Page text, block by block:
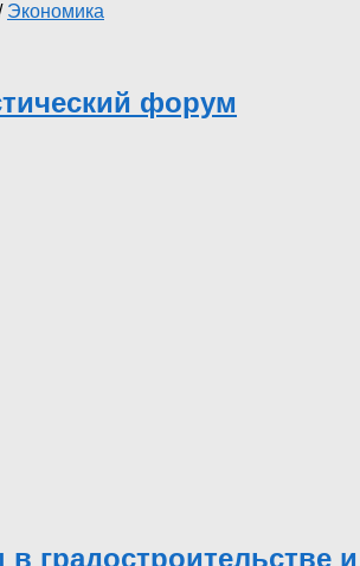
Экономика
форум
и